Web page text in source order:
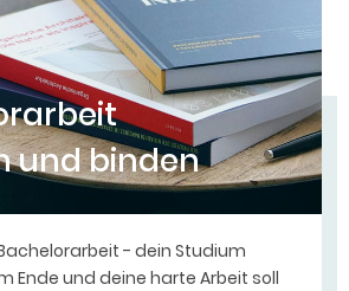
und binden
- dein Studium
Ende und deine harte Arbeit soll